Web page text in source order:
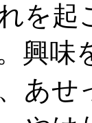
を起
興味
あせ